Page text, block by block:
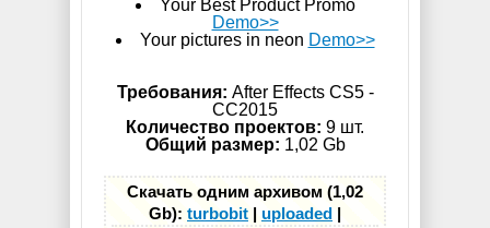
Your Best Product Promo
Demo>>
Your pictures in neon Demo>>
Требования: After Effects CS5 -
СС2015
Количество проектов: 9 шт.
Общий размер: 1,02 Gb
Скачать одним архивом (1,02
Gb): turbobit | uploaded |